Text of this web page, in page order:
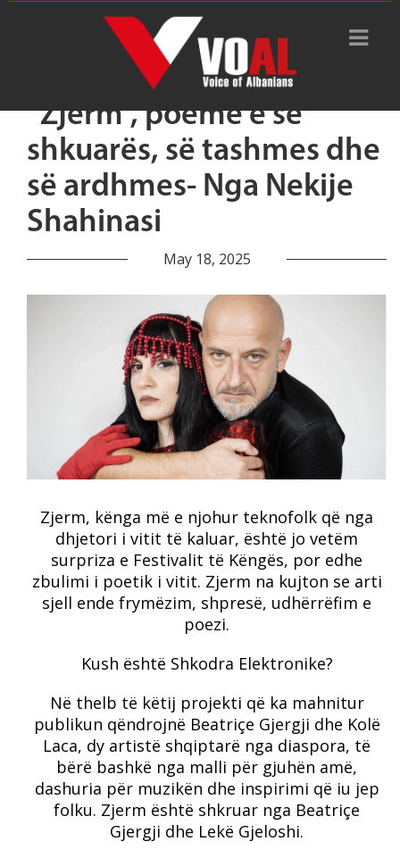
“Zjerm”, poemë e së
shkuarës, së tashmes dhe
së ardhmes- Nga Nekije
Shahinasi
May 18, 2025
Zjerm, kënga më e njohur teknofolk që nga
dhjetori i vitit të kaluar, është jo vetëm
surpriza e Festivalit të Këngës, por edhe
zbulimi i poetik i vitit. Zjerm na kujton se arti
sjell ende frymëzim, shpresë, udhërrëfim e
poezi.
Kush është Shkodra Elektronike?
Në thelb të këtij projekti që ka mahnitur
publikun qëndrojnë Beatriçe Gjergji dhe Kolë
Laca, dy artistë shqiptarë nga diaspora, të
bërë bashkë nga malli për gjuhën amë,
dashuria për muzikën dhe inspirimi që iu jep
folku. Zjerm është shkruar nga Beatriçe
Gjergji dhe Lekë Gjeloshi.